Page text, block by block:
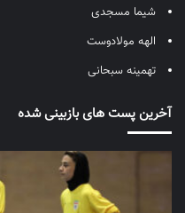
شیما مسجدی
الهه مولادوست
تهمینه سبحانی
آخرین پست های بازبینی شده